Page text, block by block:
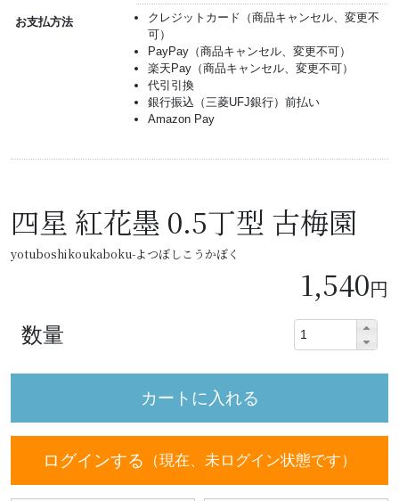
お支払方法
クレジットカード（商品キャンセル、変更不
可）
PayPay（商品キャンセル、変更不可）
楽天Pay（商品キャンセル、変更不可）
代引引換
銀行振込（三菱UFJ銀行）前払い
Amazon Pay
四星 紅花墨 0.5丁型 古梅園
yotuboshikoukaboku-よつぼしこうかぼく
1,540円
数量
ログインする （現在、未ログイン状態です）